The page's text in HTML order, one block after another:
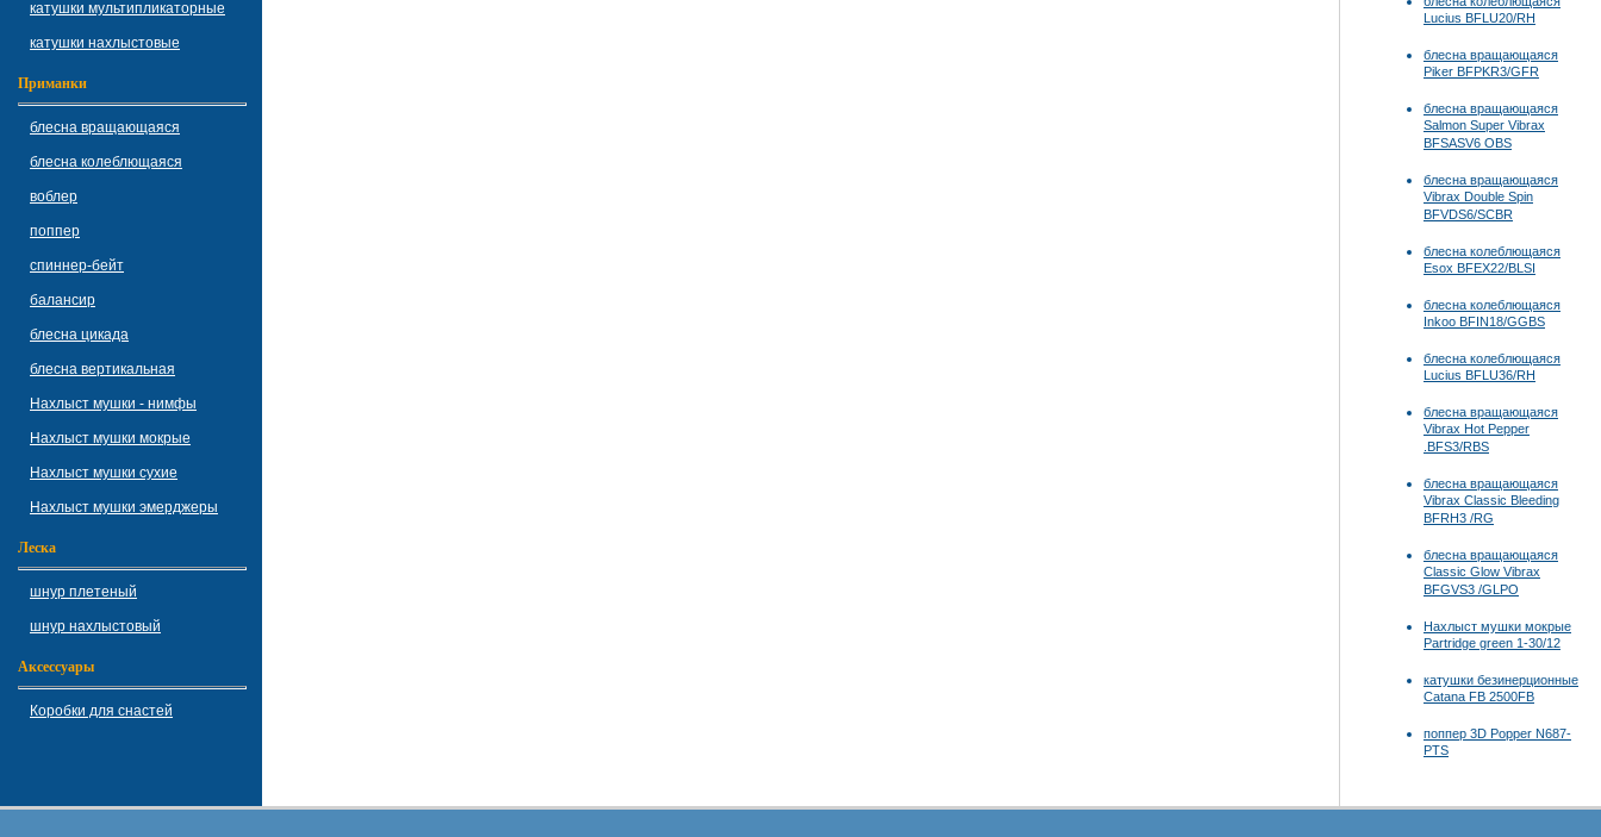
катушки мультипликаторные
катушки нахлыстовые
Приманки
блесна вращающаяся
блесна колеблющаяся
воблер
поппер
спиннер-бейт
балансир
блесна цикада
блесна вертикальная
Нахлыст мушки - нимфы
Нахлыст мушки мокрые
Нахлыст мушки сухие
Нахлыст мушки эмерджеры
Леска
шнур плетеный
шнур нахлыстовый
Аксессуары
Коробки для снастей
Lucius BFLU20/RH
блесна вращающаяся
Piker BFPKR3/GFR
блесна вращающаяся
Salmon Super Vibrax
BFSASV6 OBS
блесна вращающаяся
Vibrax Double Spin
BFVDS6/SCBR
блесна колеблющаяся
Esox BFEX22/BLSI
блесна колеблющаяся
Inkoo BFIN18/GGBS
блесна колеблющаяся
Lucius BFLU36/RH
блесна вращающаяся
Vibrax Hot Pepper
.BFS3/RBS
блесна вращающаяся
Vibrax Classic Bleeding
BFRH3 /RG
блесна вращающаяся
Classic Glow Vibrax
BFGVS3 /GLPO
Нахлыст мушки мокрые
Partridge green 1-30/12
катушки безинерционные
Catana FB 2500FB
поппер 3D Popper N687-
PTS